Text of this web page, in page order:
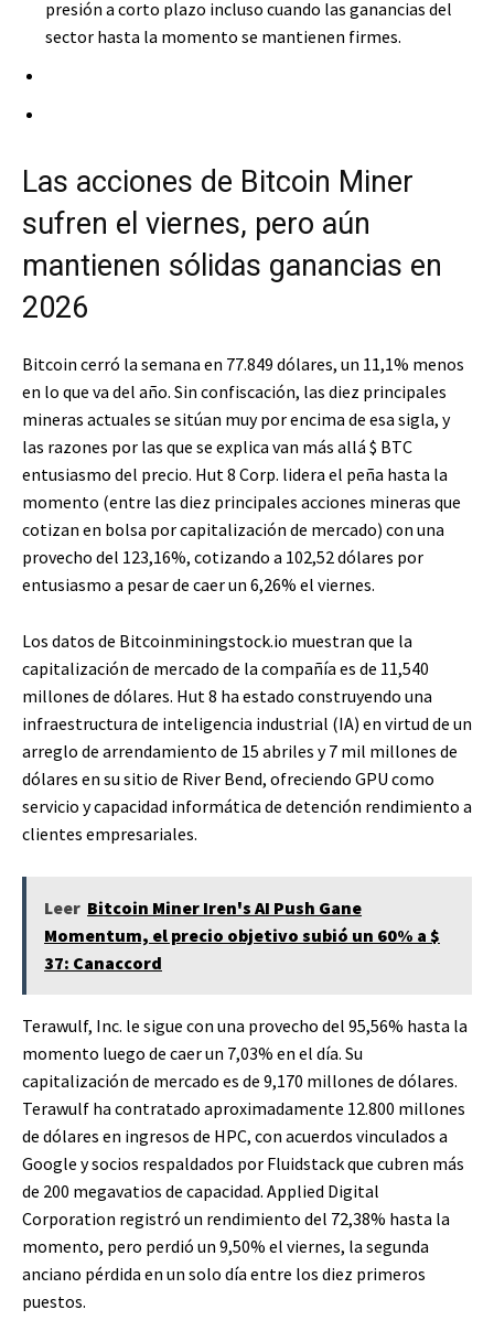
presión a corto plazo incluso cuando las ganancias del
sector hasta la momento se mantienen firmes.
Las acciones de Bitcoin Miner
sufren el viernes, pero aún
mantienen sólidas ganancias en
2026
Bitcoin cerró la semana en 77.849 dólares, un 11,1% menos
en lo que va del año. Sin confiscación, las diez principales
mineras actuales se sitúan muy por encima de esa sigla, y
las razones por las que se explica van más allá $ BTC
entusiasmo del precio. Hut 8 Corp. lidera el peña hasta la
momento (entre las diez principales acciones mineras que
cotizan en bolsa por capitalización de mercado) con una
provecho del 123,16%, cotizando a 102,52 dólares por
entusiasmo a pesar de caer un 6,26% el viernes.
Los datos de Bitcoinminingstock.io muestran que la
capitalización de mercado de la compañía es de 11,540
millones de dólares. Hut 8 ha estado construyendo una
infraestructura de inteligencia industrial (IA) en virtud de un
arreglo de arrendamiento de 15 abriles y 7 mil millones de
dólares en su sitio de River Bend, ofreciendo GPU como
servicio y capacidad informática de detención rendimiento a
clientes empresariales.
Leer Bitcoin Miner Iren's AI Push Gane
Momentum, el precio objetivo subió un 60% a $
37: Canaccord
Terawulf, Inc. le sigue con una provecho del 95,56% hasta la
momento luego de caer un 7,03% en el día. Su
capitalización de mercado es de 9,170 millones de dólares.
Terawulf ha contratado aproximadamente 12.800 millones
de dólares en ingresos de HPC, con acuerdos vinculados a
Google y socios respaldados por Fluidstack que cubren más
de 200 megavatios de capacidad. Applied Digital
Corporation registró un rendimiento del 72,38% hasta la
momento, pero perdió un 9,50% el viernes, la segunda
anciano pérdida en un solo día entre los diez primeros
puestos.